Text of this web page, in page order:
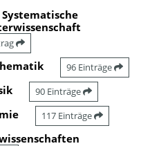
Systematische
96 Einträge
90 Einträge
117 Einträge